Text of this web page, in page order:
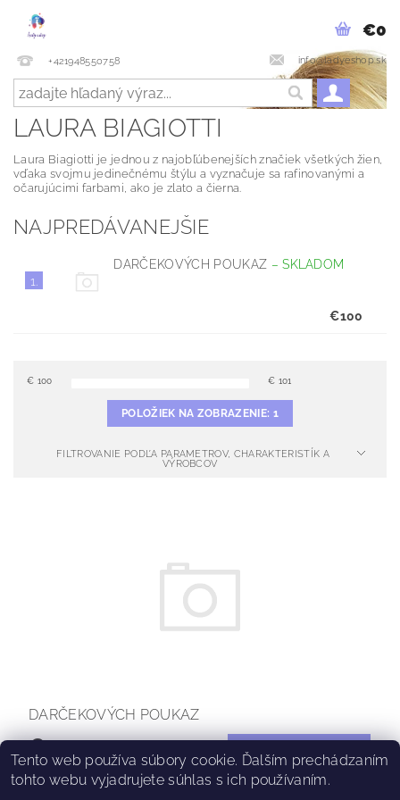
+421948550758 info@ladyeshop.sk
€0
LAURA BIAGIOTTI
Laura Biagiotti je jednou z najobľúbenejších značiek všetkých žien,
vďaka svojmu jedinečnému štýlu a vyznačuje sa rafinovanými a
očarujúcimi farbami, ako je zlato a čierna.
NAJPREDÁVANEJŠIE
1.
DARČEKOVÝCH POUKAZ –SKLADOM
€100
€ 100 € 101
POLOŽIEK NA ZOBRAZENIE: 1
FILTROVANIE PODĽA PARAMETROV, CHARAKTERISTÍK A
VÝROBCOV
DARČEKOVÝCH POUKAZ
€100
Tento web používa súbory cookie. Ďalším prechádzaním
tohto webu vyjadrujete súhlas s ich používaním.